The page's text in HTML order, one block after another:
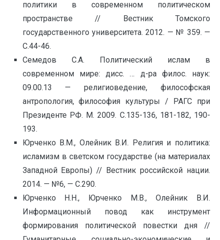
политики в современном политическом
пространстве // Вестник Томского
государственного университета. 2012. — № 359. —
C.44-46.
Семедов С.А. Политический ислам в
современном мире: дисс. … д-ра филос. наук:
09.00.13 — религиоведение, философская
антропология, философия культуры / РАГС при
Президенте РФ. М. 2009. С.135-136, 181-182, 190-
193.
Юрченко В.М., Олейник В.И. Религия и политика:
исламизм в светском государстве (на материалах
Западной Европы) // Вестник российской нации.
2014. — №6, — С.290.
Юрченко Н.Н., Юрченко М.В., Олейник В.И.
Информационный повод как инструмент
формирования политической повестки дня //